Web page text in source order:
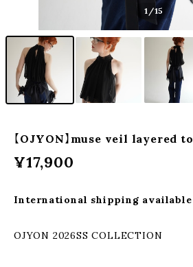
1 /15
【OJYON】muse veil layered
¥17,900
International shipping available
OJYON 2026SS COLLECTION